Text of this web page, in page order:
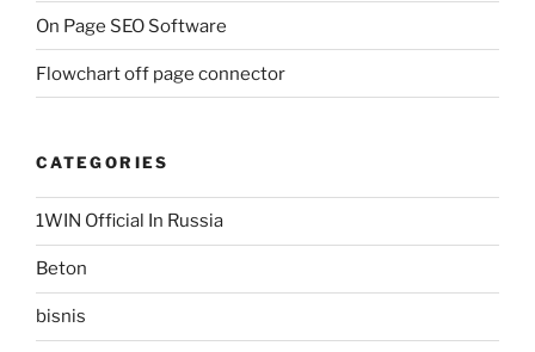
On Page SEO Software
Flowchart off page connector
CATEGORIES
1WIN Official In Russia
Beton
bisnis